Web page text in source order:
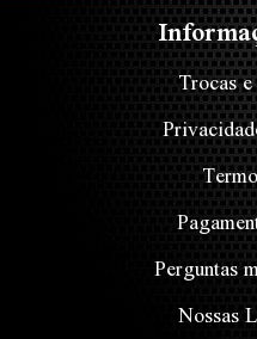
Trocas
Perguntas
Nossas